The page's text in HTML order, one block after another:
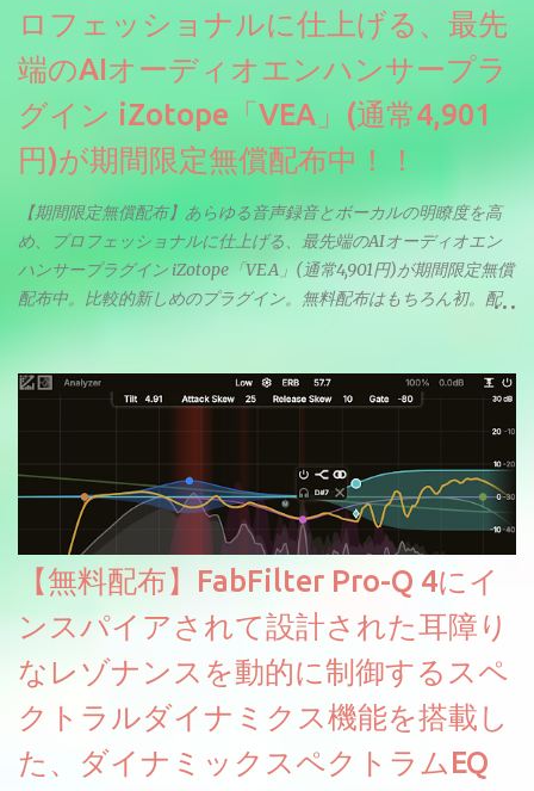
ロフェッショナルに仕上げる、最先
端のAIオーディオエンハンサープラ
グイン iZotope「VEA」(通常4,901
円)が期間限定無償配布中！！
【期間限定無償配布】あらゆる音声録音とボーカルの明瞭度を高
め、プロフェッショナルに仕上げる、最先端のAIオーディオエン
ハンサープラグイン iZotope「VEA」(通常4,901円)が期間限定無償
配布中。比較的新しめのプラグイン。無料配布はもちろん初。配
【無料配布】FabFilter Pro-Q 4にイ
ンスパイアされて設計された耳障り
なレゾナンスを動的に制御するスペ
クトラルダイナミクス機能を搭載し
た、ダイナミックスペクトラムEQ